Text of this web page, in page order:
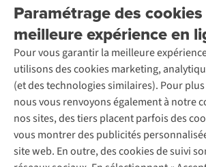
Paramétrage des
meilleure expérience en
Pour vous garantir la meilleure
utilisons des cookies marketing,
(et des technologies similaires). Pour
nous vous renvoyons également à notre
nos sites, des tiers placent parfois des
vous montrer des publicités
site web. En outre, des cookies de suivi
Retourner
Rétractation d'une commande
Entretien & réparations
Garantie
Contactez-nous
Entreprise responsable
À propos d’Ayacucho
Nos magasins
À propos d’A.S.Adventure
Déclaration d'accessibilité
Location / Location sports d’hiver
Seconde-main
Entretien de ski
Service de lavage
Entretien de chaussures
Réparation de chaussures
Réparation de vêtements
Retouches
Pour les entreprises
Découvrez
A.S.Magazine
Explore Camp
Expertise & conseils
Abonnez-vous à la newsletter
Suivez-nous